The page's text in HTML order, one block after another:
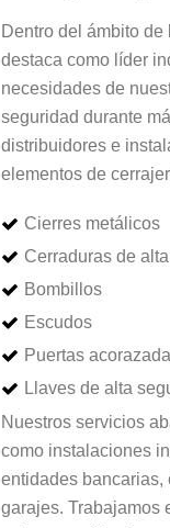
Dentro del ámbito
destaca como líder
necesidades de
seguridad durante
distribuidores e
elementos de
Cierres metálicos
Cerraduras de
Bombillos
Escudos
Puertas
Llaves de alta
Nuestros servicios
como instalaciones
entidades bancarias,
garajes. Trabajamos